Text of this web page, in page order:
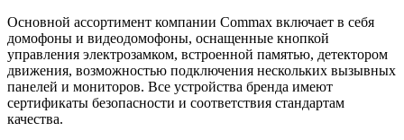
Основной ассортимент компании Commax включает в себя
домофоны и видеодомофоны, оснащенные кнопкой
управления электрозамком, встроенной памятью, детектором
движения, возможностью подключения нескольких вызывных
панелей и мониторов. Все устройства бренда имеют
сертификаты безопасности и соответствия стандартам
качества.